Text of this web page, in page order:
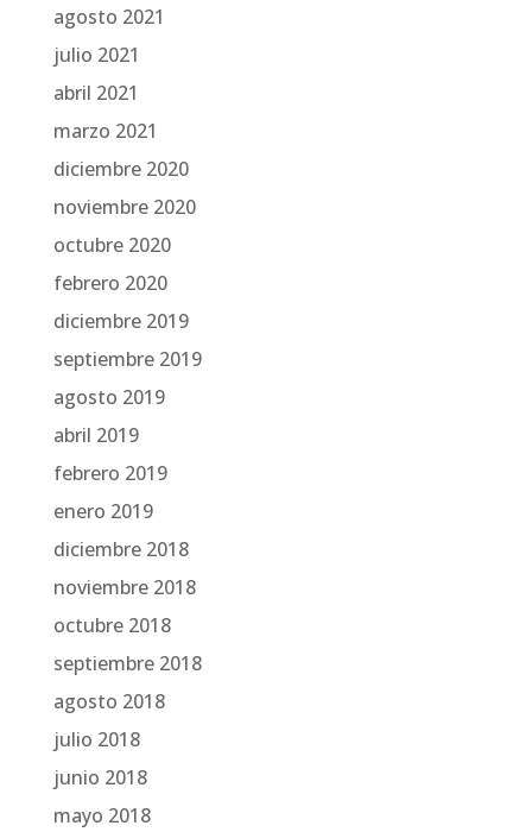
agosto 2021
julio 2021
abril 2021
marzo 2021
diciembre 2020
noviembre 2020
octubre 2020
febrero 2020
diciembre 2019
septiembre 2019
agosto 2019
abril 2019
febrero 2019
enero 2019
diciembre 2018
noviembre 2018
octubre 2018
septiembre 2018
agosto 2018
julio 2018
junio 2018
mayo 2018